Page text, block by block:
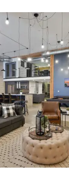
Community, Mts
School.